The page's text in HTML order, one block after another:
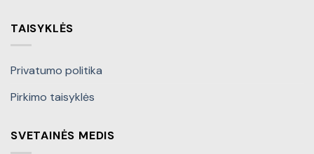
TAISYKLĖS
Privatumo politika
Pirkimo taisyklės
SVETAINĖS MEDIS